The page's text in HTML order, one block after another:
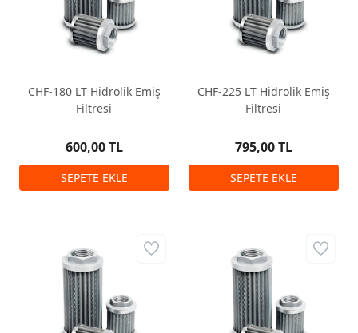
CHF-180 LT Hidrolik Emiş
Filtresi
600,00 TL
CHF-225 LT Hidrolik Emiş
Filtresi
795,00 TL